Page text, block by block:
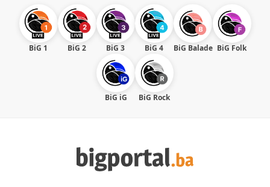
BiG 1 BiG 2 BiG 3 BiG 4 BiG Balade BiG Folk
BiG iG BiG Rock